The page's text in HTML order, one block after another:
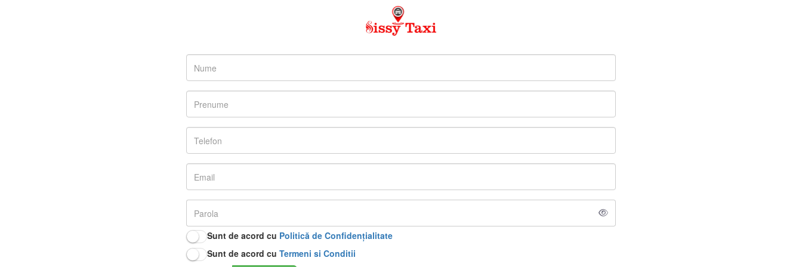
Sunt de acord cu Politică de Confidențialitate
Sunt de acord cu Termeni si Conditii